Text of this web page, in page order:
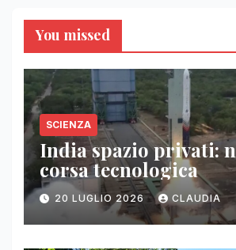
You missed
SCIENZA
India spazio privati:
corsa tecnologica
20 LUGLIO 2026 CLAUDIA